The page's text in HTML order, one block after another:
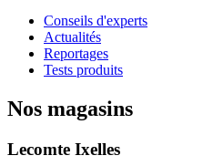
Conseils d'experts
Actualités
Reportages
Tests produits
Nos magasins
Lecomte Ixelles